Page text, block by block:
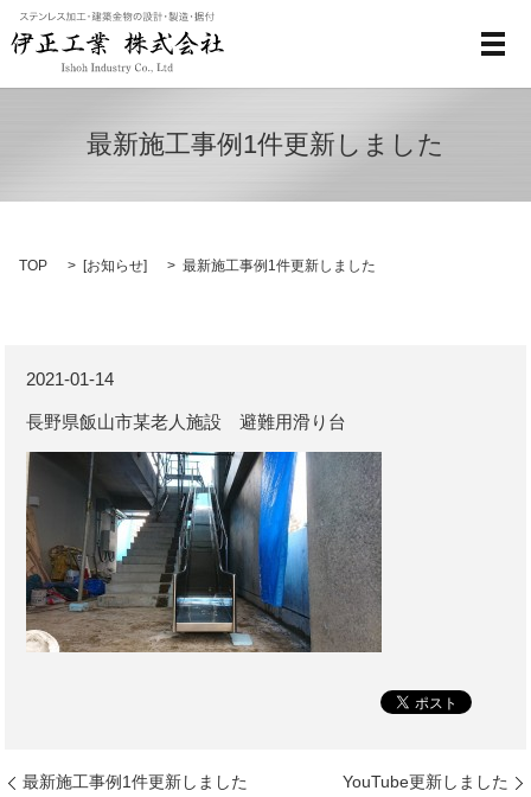
メ
最新施工事例1件更新しました
TOP [お知らせ] 最新施工事例1件更新しました
2021-01-14
長野県飯山市某老人施設 避難用滑り台
最新施工事例1件更新しました YouTube更新しました